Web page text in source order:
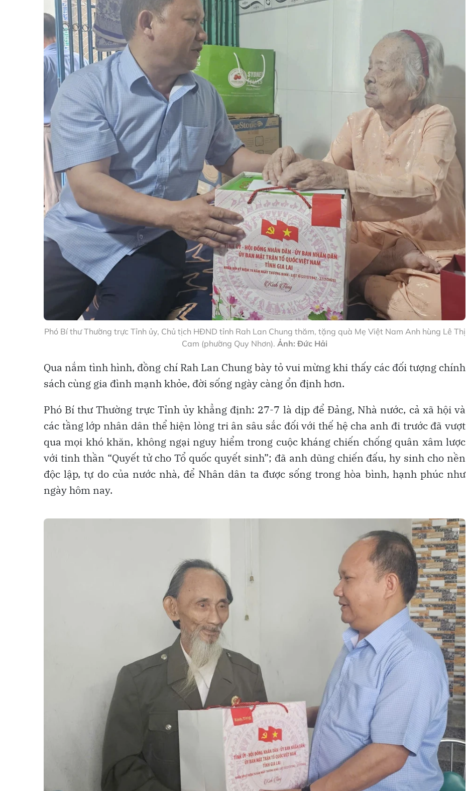
Phó Bí thư Thường trực Tỉnh ủy, Chủ tịch HĐND tỉnh Rah Lan Chung thăm, tặng quà Mẹ Việt Nam Anh hùng Lê Thị
Cam (phường Quy Nhơn). Ảnh: Đức Hải
Qua nắm tình hình, đồng chí Rah Lan Chung bày tỏ vui mừng khi thấy các đối tượng chính
sách cùng gia đình mạnh khỏe, đời sống ngày càng ổn định hơn.
Phó Bí thư Thường trực Tỉnh ủy khẳng định: 27-7 là dịp để Đảng, Nhà nước, cả xã hội và
các tầng lớp nhân dân thể hiện lòng tri ân sâu sắc đối với thế hệ cha anh đi trước đã vượt
qua mọi khó khăn, không ngại nguy hiểm trong cuộc kháng chiến chống quân xâm lược
với tinh thần “Quyết tử cho Tổ quốc quyết sinh”; đã anh dũng chiến đấu, hy sinh cho nền
độc lập, tự do của nước nhà, để Nhân dân ta được sống trong hòa bình, hạnh phúc như
ngày hôm nay.